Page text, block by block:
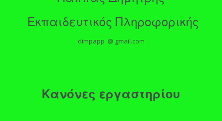
Εκπαιδευτικός Πληροφορικής
dimpapp @ gmail.com
Κανόνες εργαστηρίου